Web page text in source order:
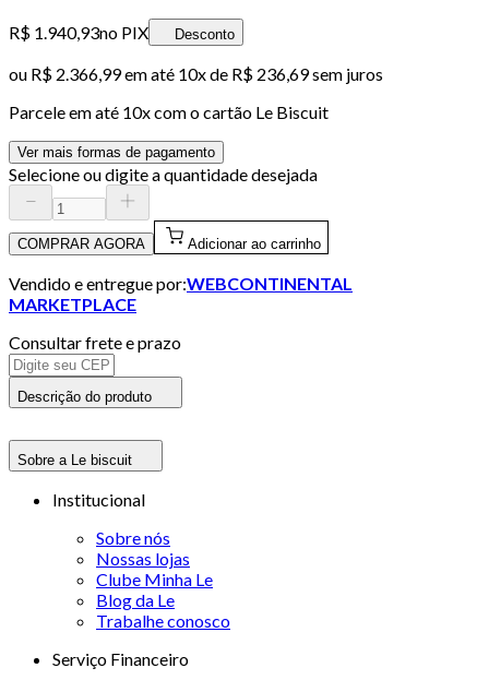
R$ 1.940,93no PIX Desconto
ou R$ 2.366,99em até 10x de R$ 236,69 sem juros
Parcele em até 10x com o cartão Le Biscuit
Ver mais formas de pagamento
Selecione ou digite a quantidade desejada
COMPRAR AGORA Adicionar ao carrinho
Vendido e entregue por:WEBCONTINENTAL
MARKETPLACE
Consultar frete e prazo
Descrição do produto
Sobre a Le biscuit
Institucional
Sobre nós
Nossas lojas
Clube Minha Le
Blog da Le
Trabalhe conosco
Serviço Financeiro